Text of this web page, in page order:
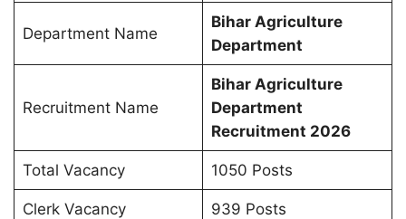
Department Name
Bihar Agriculture
Department
Recruitment Name
Bihar Agriculture
Department
Recruitment 2026
Total Vacancy 1050 Posts
Clerk Vacancy 939 Posts